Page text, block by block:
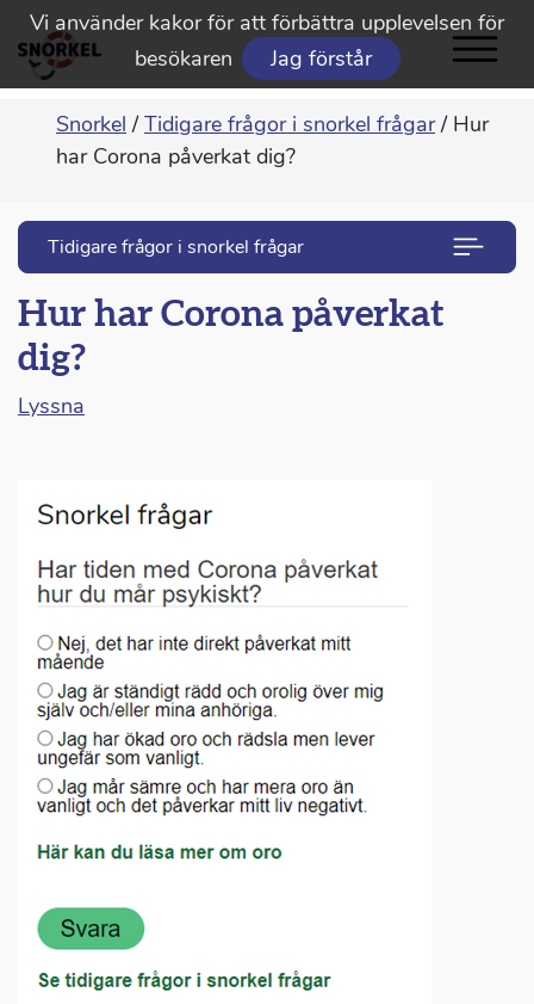
Vi använder kakor för att förbättra upplevelsen för
besökaren
Jag förstår
Snorkel / Tidigare frågor i snorkel frågar /Hur
har Corona påverkat dig?
Tidigare frågor i snorkel frågar
Hur har Corona påverkat
dig?
Lyssna